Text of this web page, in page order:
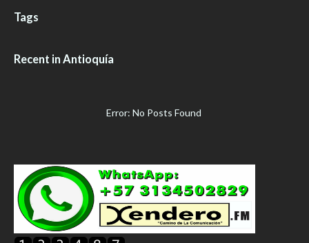
Tags
Recent in Antioquía
Error: No Posts Found